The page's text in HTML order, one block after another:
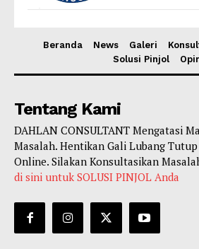
Beranda News Galeri
Solusi Pinjol
Tentang Kami
DAHLAN CONSULTANT Mengatasi
Masalah. Hentikan Gali Lubang
Online. Silakan Konsultasikan
di sini untuk SOLUSI PINJOL Anda